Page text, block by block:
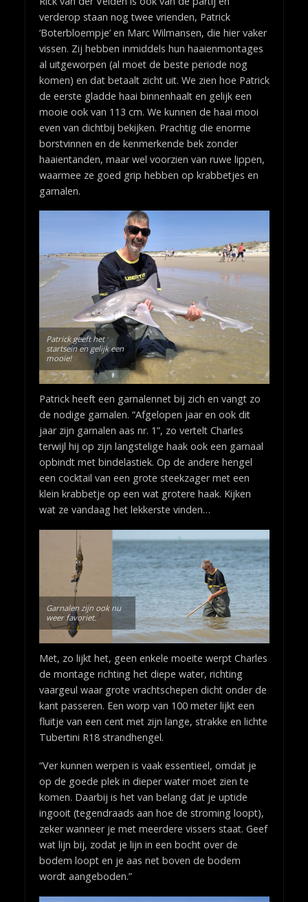
verderop staan nog twee vrienden, Patrick
‘Boterbloempje’ en Marc Wilmansen, die hier vaker
vissen. Zij hebben inmiddels hun haaienmontages
al uitgeworpen (al moet de beste periode nog
komen) en dat betaalt zicht uit. We zien hoe Patrick
de eerste gladde haai binnenhaalt en gelijk een
mooie ook van 113 cm. We kunnen de haai mooi
even van dichtbij bekijken. Prachtig die enorme
borstvinnen en de kenmerkende bek zonder
haaientanden, maar wel voorzien van ruwe lippen,
waarmee ze goed grip hebben op krabbetjes en
garnalen.
Patrick geeft het
startsein en gelijk een
mooie!
Patrick heeft een garnalennet bij zich en vangt zo
de nodige garnalen. “Afgelopen jaar en ook dit
jaar zijn garnalen aas nr. 1”, zo vertelt Charles
terwijl hij op zijn langstelige haak ook een garnaal
opbindt met bindelastiek. Op de andere hengel
een cocktail van een grote steekzager met een
klein krabbetje op een wat grotere haak. Kijken
wat ze vandaag het lekkerste vinden…
Garnalen zijn ook nu
weer favoriet.
Met, zo lijkt het, geen enkele moeite werpt Charles
de montage richting het diepe water, richting
vaargeul waar grote vrachtschepen dicht onder de
kant passeren. Een worp van 100 meter lijkt een
fluitje van een cent met zijn lange, strakke en lichte
Tubertini R18 strandhengel.
“Ver kunnen werpen is vaak essentieel, omdat je
op de goede plek in dieper water moet zien te
komen. Daarbij is het van belang dat je uptide
ingooit (tegendraads aan hoe de stroming loopt),
zeker wanneer je met meerdere vissers staat. Geef
wat lijn bij, zodat je lijn in een bocht over de
bodem loopt en je aas net boven de bodem
wordt aangeboden.”